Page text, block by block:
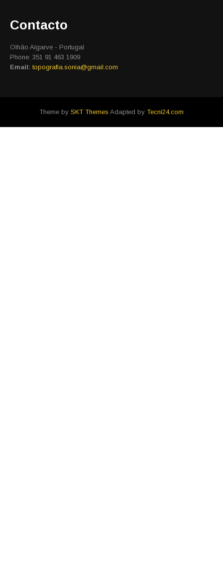
Contacto
Olhão Algarve - Portugal
Phone: 351 91 463 1909
Email: topografia.sonia@gmail.com
Theme by SKT Themes Adapted by Tecni24.com